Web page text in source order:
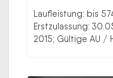
Laufleistung: bis
Erstzulassung:
2015; Gültige AU /